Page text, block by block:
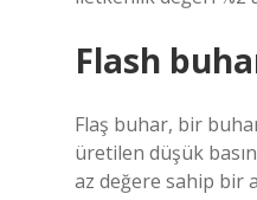
Flash
Flaş buhar, bir
üretilen düşük
az değere sahip bir